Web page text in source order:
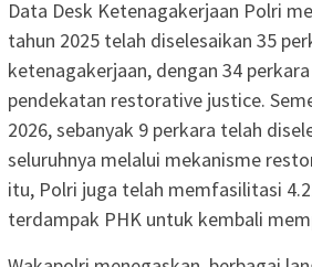
Data Desk Ketenagakerjaan Polri
tahun 2025 telah diselesaikan 35
ketenagakerjaan, dengan 34
pendekatan restorative justice.
2026, sebanyak 9 perkara telah
seluruhnya melalui mekanisme
itu, Polri juga telah memfasilitasi
terdampak PHK untuk kembali